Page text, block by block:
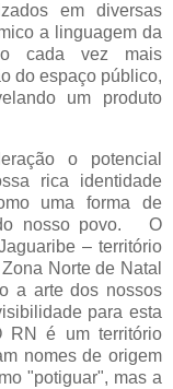
em diversas
a linguagem da
cada vez mais
do espaço público,
um produto
o potencial
rica identidade
uma forma de
nosso povo.
O
– território
Norte de Natal
a arte dos nossos
para esta
RN é um território
nomes de origem
"potiguar", mas a